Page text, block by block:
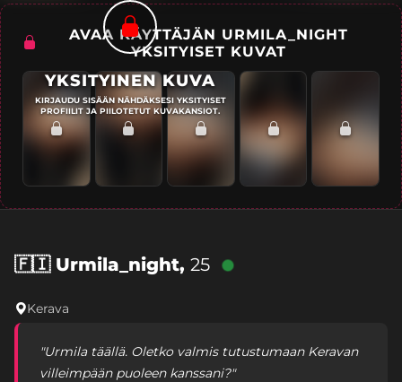
YKSITYINEN KUVA
KIRJAUDU SISÄÄN NÄHDÄKSESI YKSITYISET
PROFIILIT JA PIILOTETUT KUVAKANSIOT.
AVAA KÄYTTÄJÄN URMILA_NIGHT
YKSITYISET KUVAT
🇫🇮Urmila_night, 25
Kerava
"Urmila täällä. Oletko valmis tutustumaan Keravan
villeimpään puoleen kanssani?"